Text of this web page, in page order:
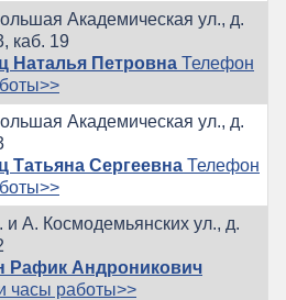
Академическая ул., д.
каб. 19
Наталья Петровна Телефон
Академическая ул., д.
Татьяна Сергеевна Телефон
и А. Космодемьянских ул., д.
Рафик Андроникович
часы работы>>